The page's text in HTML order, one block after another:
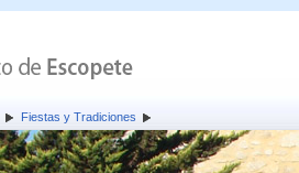
Fiestas y Tradiciones